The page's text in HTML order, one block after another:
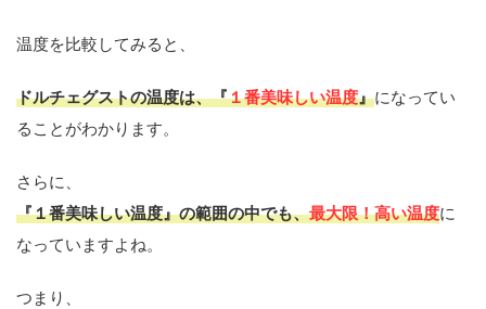
温度を比較してみると、
ドルチェグストの温度は、『１番美味しい温度』になってい
ることがわかります。
さらに、
『１番美味しい温度』の範囲の中でも、最大限！高い温度に
なっていますよね。
つまり、